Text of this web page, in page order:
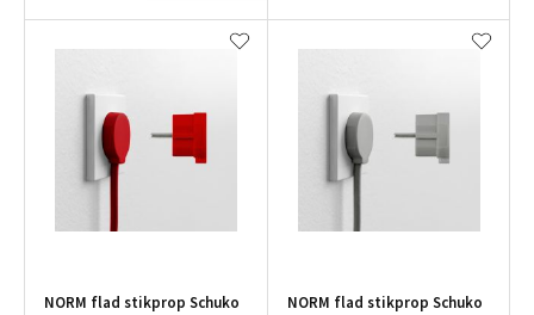
NORM flad stikprop Schuko
NORM flad stikprop Schuko